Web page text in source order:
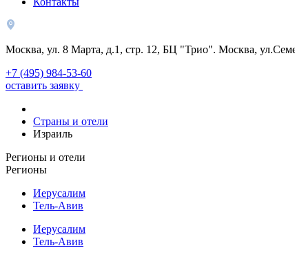
Москва, ул. 8 Марта, д.1, стр. 12, БЦ "Трио". Москва,
+7 (495) 984-53-60
оставить заявку
Страны и отели
Израиль
Регионы и отели
Регионы
Иерусалим
Тель-Авив
Иерусалим
Тель-Авив